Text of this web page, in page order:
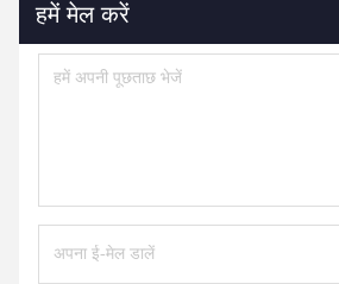
हमें मेल करें